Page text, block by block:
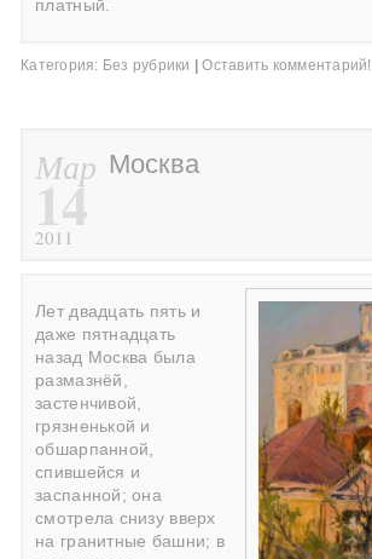
платный.
Категория: Без рубрики | Оставить комментарий!
Мар
14
2011
Москва
Лет двадцать пять и
даже пятнадцать
назад Москва была
размазнёй,
застенчивой,
грязненькой и
обшарпанной,
спившейся и
заспанной; она
смотрела снизу вверх
на гранитные башни; в